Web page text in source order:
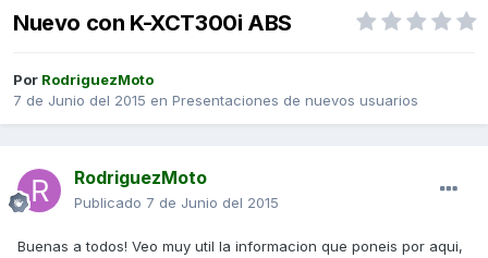
Nuevo con K-XCT300i ABS
Por RodriguezMoto
7 de Junio del 2015 en Presentaciones de nuevos usuarios
RodriguezMoto
Publicado 7 de Junio del 2015
Buenas a todos! Veo muy util la informacion que poneis por aqui,